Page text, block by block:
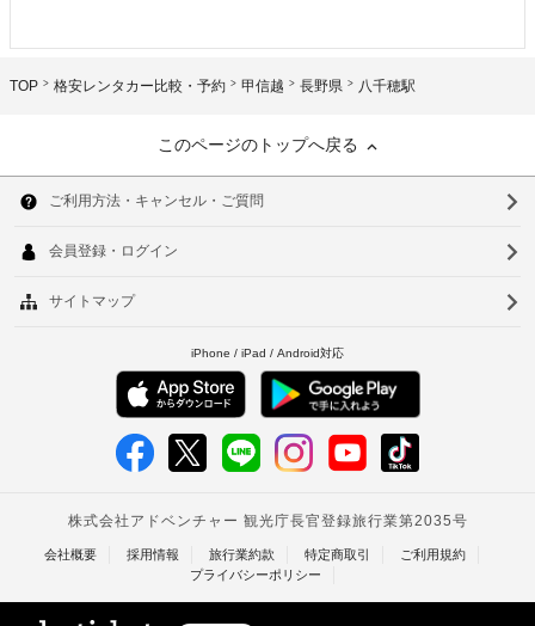
TOP 格安レンタカー比較・予約 甲信越 長野県 八千穂駅
このページのトップへ戻る